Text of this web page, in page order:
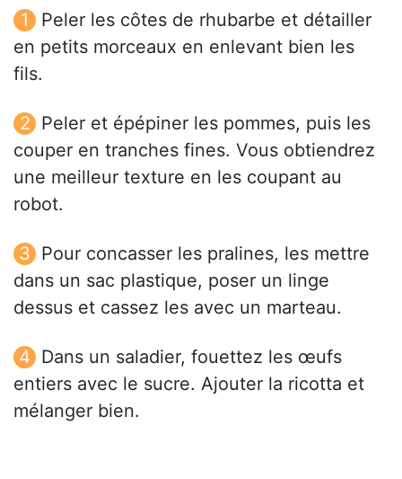
Peler les côtes de rhubarbe et détailler
en petits morceaux en enlevant bien les
fils.
Peler et épépiner les pommes, puis les
couper en tranches fines. Vous obtiendrez
une meilleur texture en les coupant au
robot.
Pour concasser les pralines, les mettre
dans un sac plastique, poser un linge
dessus et cassez les avec un marteau.
Dans un saladier, fouettez les œufs
entiers avec le sucre. Ajouter la ricotta et
mélanger bien.